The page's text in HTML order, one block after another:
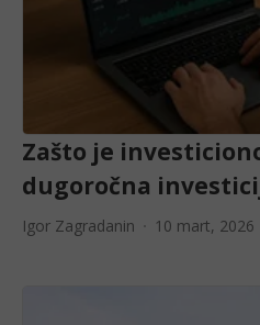
Zašto je
dugoročna
Igor Zagradanin 10 mart, 2026